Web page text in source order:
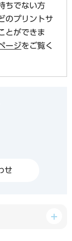
ちでない方
のプリントサ
とができま
ージをご覧く
せ